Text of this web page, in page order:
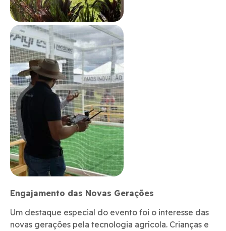
Engajamento das Novas Gerações
Um destaque especial do evento foi o interesse das
novas gerações pela tecnologia agrícola. Crianças e